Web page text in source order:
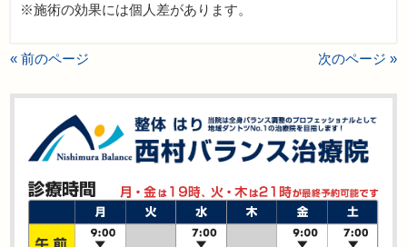
※施術の効果には個人差があります。
« 前のページ 次のページ »